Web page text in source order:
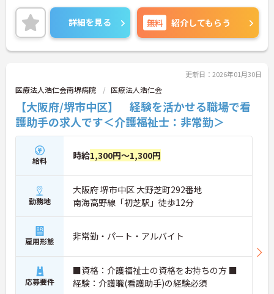
病院です！
看護助手として、入浴介助等の身の回りのお世話
や、病室のベッドメイキング等をお願いします。病
棟にはケアスタッフの他に、医師や看護師が配置さ
れているのでフォロー体制は万全です◎
詳細を見る 無料 紹介してもらう
更新日：2026年01月30日
医療法人浩仁会南堺病院 医療法人浩仁会
【大阪府/堺市中区】 経験を活かせる職場で看
護助手の求人です＜介護福祉士：非常勤＞
給料 時給1,300円～1,300円
勤務地
大阪府 堺市中区 大野芝町292番地
南海高野線「初芝駅」徒歩12分
雇用形態 非常勤・パート・アルバイト
応募要件
■資格：介護福祉士の資格をお持ちの方 ■
経験：介護職(看護助手)の経験必須